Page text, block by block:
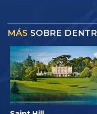
MÁS SOBRE